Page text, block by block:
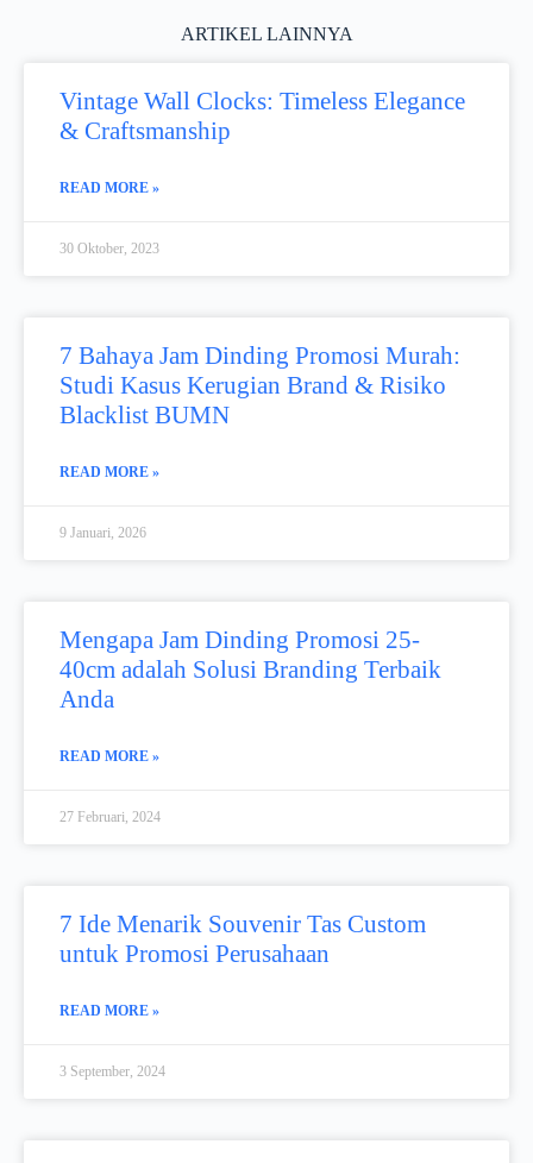
ARTIKEL LAINNYA
Vintage Wall Clocks: Timeless Elegance
& Craftsmanship
READ MORE »
30 Oktober, 2023
7 Bahaya Jam Dinding Promosi Murah:
Studi Kasus Kerugian Brand & Risiko
Blacklist BUMN
READ MORE »
9 Januari, 2026
Mengapa Jam Dinding Promosi 25-
40cm adalah Solusi Branding Terbaik
Anda
READ MORE »
27 Februari, 2024
7 Ide Menarik Souvenir Tas Custom
untuk Promosi Perusahaan
READ MORE »
3 September, 2024